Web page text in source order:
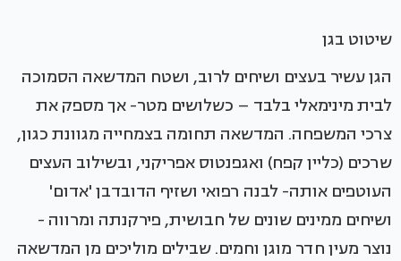
שיטוט בגן
הגן עשיר בעצים ושיחים לרוב, ושטח המדשאה הסמוכה
לבית מינימאלי בלבד – כשלושים מטר- אך מספק את
צרכי המשפחה. המדשאה תחומה בצמחייה מגוונת כגון,
שרכים (כליין קפח) ואגפנטוס אפריקני, ובשילוב העצים
העוטפים אותה- לבנה רפואי ושזיף הדובדבן 'אדום'
ושיחים ממינים שונים של חבושית, פירקנתה ומרווה -
נוצר מעין חדר מוגן וחמים. שבילים מוליכים מן המדשאה